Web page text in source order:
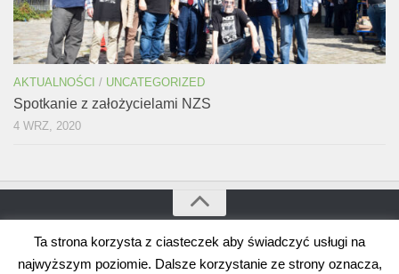
AKTUALNOŚCI / UNCATEGORIZED
Spotkanie z założycielami NZS
4 WRZ, 2020
Bogdan Borusewicz © 2026. Wszystkie prawa zastrzeżone
Wspierane przez WordPress. Szablon autorstwaAlx.
Ta strona korzysta z ciasteczek aby świadczyć usługi na
najwyższym poziomie. Dalsze korzystanie ze strony oznacza,